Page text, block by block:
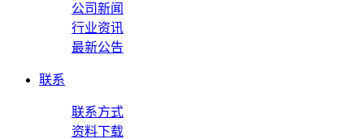
公司新闻
行业资讯
最新公告
联系
联系方式
资料下载